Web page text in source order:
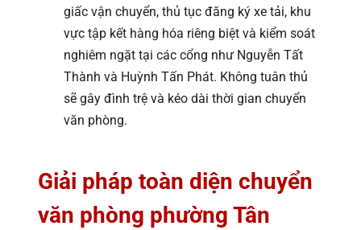
giấc vận chuyển, thủ tục đăng ký xe tải, khu
vực tập kết hàng hóa riêng biệt và kiểm soát
nghiêm ngặt tại các cổng như Nguyễn Tất
Thành và Huỳnh Tấn Phát. Không tuân thủ
sẽ gây đình trệ và kéo dài thời gian chuyển
văn phòng.
Giải pháp toàn diện chuyển
văn phòng phường Tân